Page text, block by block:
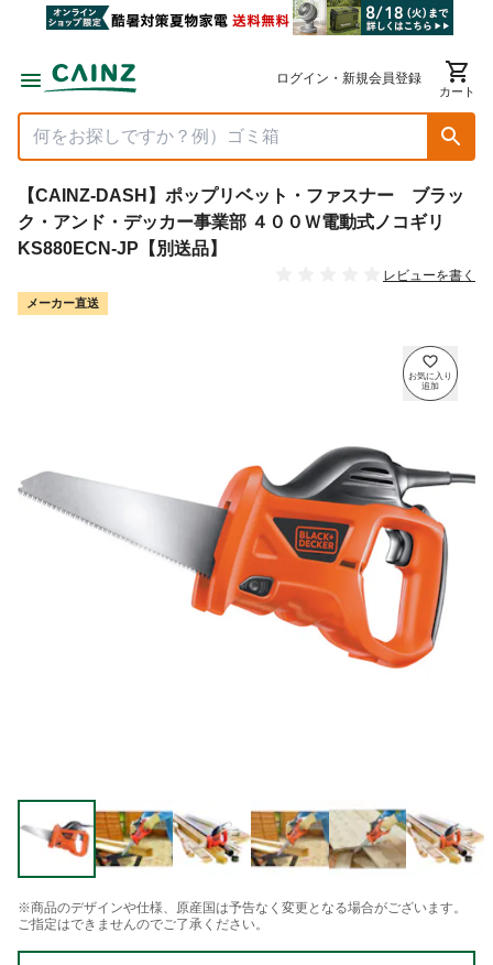
ログイン・新規会員登録
カート
【CAINZ-DASH】ポップリベット・ファスナー ブラッ
ク・アンド・デッカー事業部 ４００Ｗ電動式ノコギリ
KS880ECN-JP【別送品】
レビューを書く
メーカー直送
※商品のデザインや仕様、原産国は予告なく変更となる場合がございます。
ご指定はできませんのでご了承ください。